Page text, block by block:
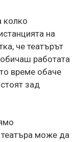
колко
на
че театърът
работата
време обаче
зад
театъра може да